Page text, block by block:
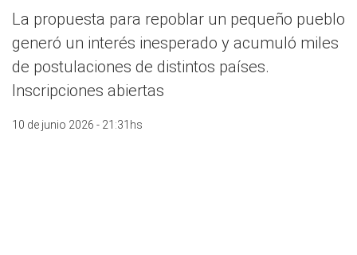
La propuesta para repoblar un pequeño pueblo
generó un interés inesperado y acumuló miles
de postulaciones de distintos países.
Inscripciones abiertas
10 de junio 2026 - 21:31hs